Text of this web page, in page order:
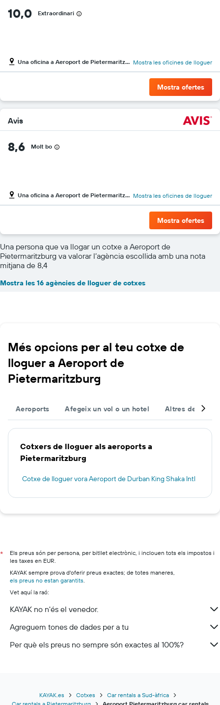
10,0 Extraordinari
Una oficina a Aeroport de Pietermaritzburg Mostra les oficines de lloguer
Mostra ofertes
Avis
8,6 Molt bo
Una oficina a Aeroport de Pietermaritzburg Mostra les oficines de lloguer
Mostra ofertes
Una persona que va llogar un cotxe a Aeroport de
Pietermaritzburg va valorar l’agència escollida amb una nota
mitjana de 8,4
Mostra les 16 agències de lloguer de cotxes
Més opcions per al teu cotxe de
lloguer a Aeroport de
Pietermaritzburg
Aeroports Afegeix un vol o un hotel Altres
Cotxers de lloguer als aeroports a
Pietermaritzburg
Cotxe de lloguer vora Aeroport de Durban King Shaka Intl
*
Els preus són per persona, per bitllet electrònic, i inclouen tots els impostos i
les taxes en EUR.
KAYAK sempre prova d'oferir preus exactes; de totes maneres,
els preus no estan garantits
Vet aquí la raó:
KAYAK no n'és el venedor.
Agreguem tones de dades per a tu
Per què els preus no sempre són exactes al 100%?
KAYAK.es Cotxes
Car rentals a Sud-àfrica